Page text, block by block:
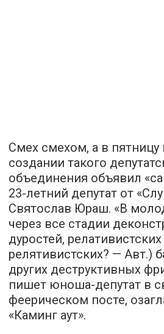
Смех смехом, а в пятницу
создании такого
объединения объявил
23-летний депутат от
Святослав Юраш. «В
через все стадии
дуростей,
релятивистских? — Авт.)
других деструктивных
пишет юноша-депутат в
феерическом посте,
«Каминг аут».